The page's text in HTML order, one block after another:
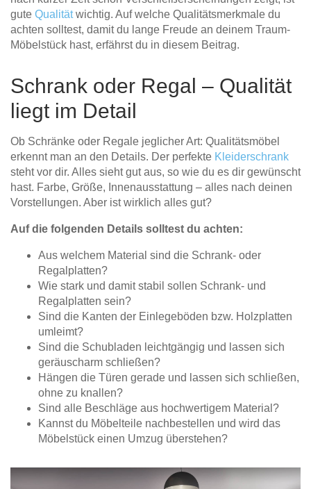
gute Qualitätwichtig. Auf welche Qualitätsmerkmale du
achten solltest, damit du lange Freude an deinem Traum-
Möbelstück hast, erfährst du in diesem Beitrag.
Schrank oder Regal – Qualität
liegt im Detail
Ob Schränke oder Regale jeglicher Art: Qualitätsmöbel
erkennt man an den Details. Der perfekte Kleiderschrank
steht vor dir. Alles sieht gut aus, so wie du es dir gewünscht
hast. Farbe, Größe, Innenausstattung – alles nach deinen
Vorstellungen. Aber ist wirklich alles gut?
Auf die folgenden Details solltest du achten:
Aus welchem Material sind die Schrank- oder
Regalplatten?
Wie stark und damit stabil sollen Schrank- und
Regalplatten sein?
Sind die Kanten der Einlegeböden bzw. Holzplatten
umleimt?
Sind die Schubladen leichtgängig und lassen sich
geräuscharm schließen?
Hängen die Türen gerade und lassen sich schließen,
ohne zu knallen?
Sind alle Beschläge aus hochwertigem Material?
Kannst du Möbelteile nachbestellen und wird das
Möbelstück einen Umzug überstehen?
Tische & Bänke
Vitrinen
Wandboards